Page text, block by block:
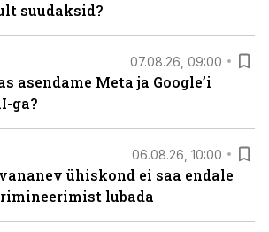
suudaksid?
07.08.26, 09:00
asendame Meta ja Google’i
ga?
06.08.26, 10:00
ühiskond ei saa endale
lubada